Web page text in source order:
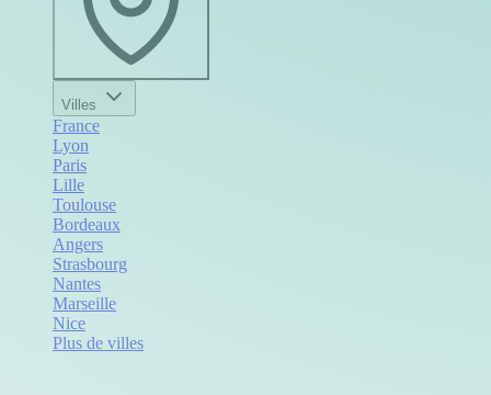
Villes
France
Lyon
Paris
Lille
Toulouse
Bordeaux
Angers
Strasbourg
Nantes
Marseille
Nice
Plus de villes